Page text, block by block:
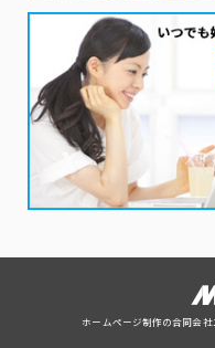
ホームページ制作の合同会